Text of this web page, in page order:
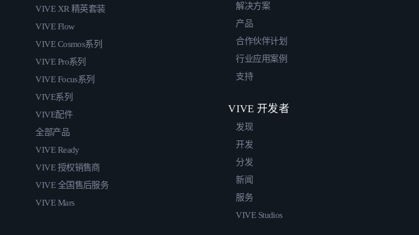
VIVE XR 精英套装
VIVE Flow
VIVE Cosmos系列
VIVE Pro系列
VIVE Focus系列
VIVE系列
VIVE配件
全部产品
VIVE Ready
VIVE 授权销售商
VIVE 全国售后服务
VIVE Mars
解决方案
产品
合作伙伴计划
行业应用案例
支持
VIVE 开发者
发现
开发
分发
新闻
服务
VIVE Studios